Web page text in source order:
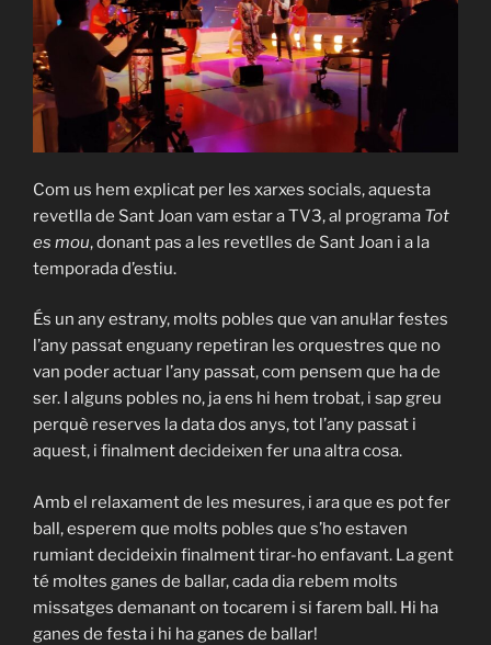
Com us hem explicat per les xarxes socials, aquesta
revetlla de Sant Joan vam estar a TV3, al programa Tot
es mou, donant pas a les revetlles de Sant Joan i a la
temporada d’estiu.
És un any estrany, molts pobles que van anul·lar festes
l’any passat enguany repetiran les orquestres que no
van poder actuar l’any passat, com pensem que ha de
ser. I alguns pobles no, ja ens hi hem trobat, i sap greu
perquè reserves la data dos anys, tot l’any passat i
aquest, i finalment decideixen fer una altra cosa.
Amb el relaxament de les mesures, i ara que es pot fer
ball, esperem que molts pobles que s’ho estaven
rumiant decideixin finalment tirar-ho enfavant. La gent
té moltes ganes de ballar, cada dia rebem molts
missatges demanant on tocarem i si farem ball. Hi ha
ganes de festa i hi ha ganes de ballar!